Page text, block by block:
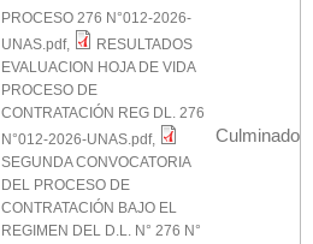
PROCESO 276 N°012-2026-
UNAS.pdf,
RESULTADOS
EVALUACION HOJA DE VIDA
PROCESO DE
CONTRATACIÓN REG DL. 276
N°012-2026-UNAS.pdf,
SEGUNDA CONVOCATORIA
DEL PROCESO DE
CONTRATACIÓN BAJO EL
REGIMEN DEL D.L. N° 276 N°
Culminado